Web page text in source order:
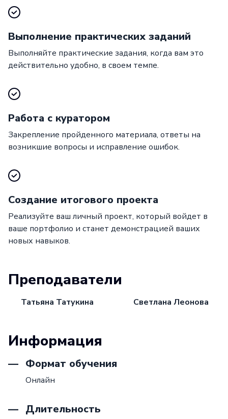
Выполнение практических заданий
Выполняйте практические задания, когда вам это
действительно удобно, в своем темпе.
Работа с куратором
Закрепление пройденного материала, ответы на
возникшие вопросы и исправление ошибок.
Создание итогового проекта
Реализуйте ваш личный проект, который войдет в
ваше портфолио и станет демонстрацией ваших
новых навыков.
Преподаватели
Татьяна Татукина Светлана Леонова
Информация
Формат обучения
Онлайн
Длительность